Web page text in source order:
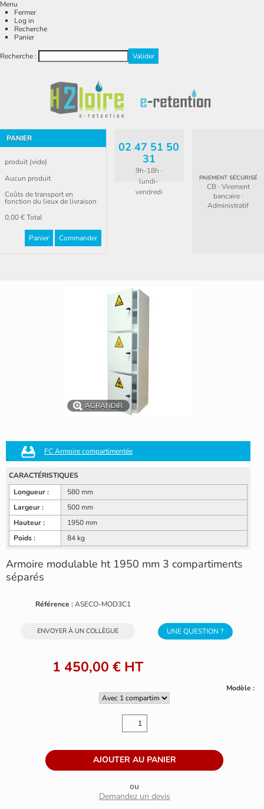
Menu
Fermer
Log in
Recherche
Panier
Recherche :
PANIER
produit (vide)
Aucun produit
Coûts de transport en
fonction du lieux de livraison
0,00 €Total
Panier Commander
02 47 51 50
31
9h-18h ·
lundi-
vendredi
PAIEMENT SÉCURISÉ
CB · Virement
bancaire ·
Administratif
AGRANDIR
FC Armoire compartimentée
CARACTÉRISTIQUES
Longueur :
580 mm
Largeur :
500 mm
Hauteur :
1950 mm
Poids :
84 kg
Armoire modulable ht 1950 mm 3 compartiments
séparés
Référence : ASECO-MOD3C1
UNE QUESTION ?
ENVOYER À UN COLLÈGUE
1 450,00 € HT
Modèle :
ou
Demandez un devis